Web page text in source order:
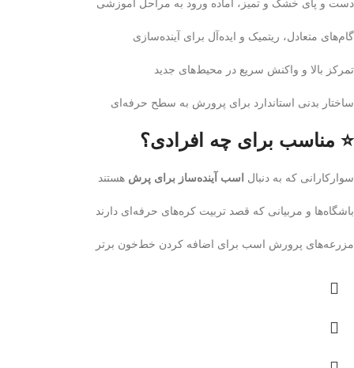
دست و پای خشک و تمیز، آماده ورود به مراحل آموزشی
گام‌های متعادل، ریتمیک و ایده‌آل برای آینده‌سازی
تمرکز بالا و واکنش سریع در محیط‌های جدید
ساختار بدنی استاندارد برای پرورش به سطح حرفه‌ای
⭐ مناسب برای چه افرادی؟
سوارکارانی که به دنبال اسب آینده‌ساز برای پرش هستند
باشگاه‌ها و مربیانی که قصد تربیت کره‌های حرفه‌ای دارند
مزرعه‌های پرورش اسب برای اضافه کردن خط‌خون برتر